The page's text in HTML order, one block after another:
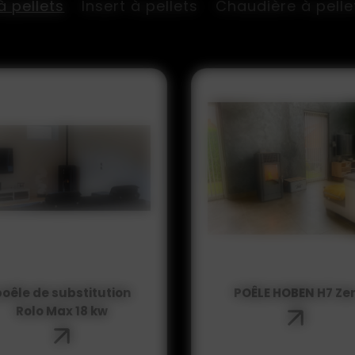
pellets Insert à pellets Chaudière à
POÊLE HOBEN H7 Zen Slim 15